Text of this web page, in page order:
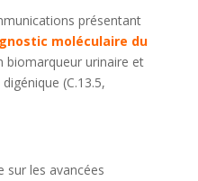
présentant
moléculaire du
biomarqueur urinaire et
(C.13.5,
sur les avancées